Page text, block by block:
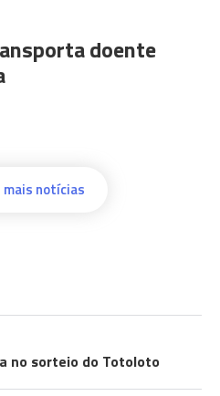
doente
mais notícias
no sorteio do Totoloto